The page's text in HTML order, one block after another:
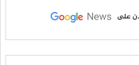
على